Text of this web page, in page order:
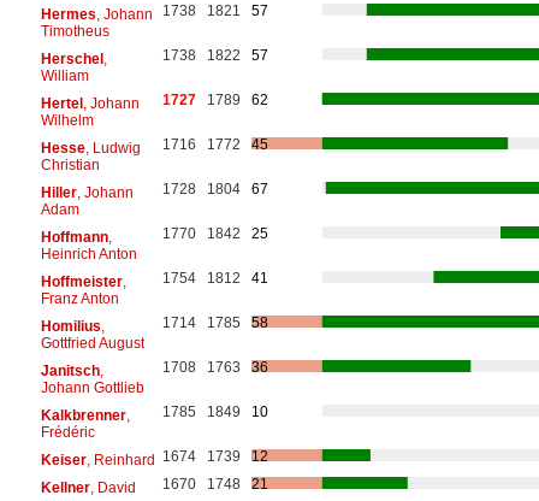
Hermes , Johann
Timotheus
1738 1821 57
Herschel,
William
1738 1822 57
Hertel, Johann
Wilhelm
1727 1789 62
Hesse, Ludwig
Christian
1716 1772 45
Hiller, Johann
Adam
1728 1804 67
Hoffmann,
Heinrich Anton
1770 1842 25
Hoffmeister,
Franz Anton
1754 1812 41
Homilius
Gottfried August
1714 1785 58
Janitsch,
Johann Gottlieb
1708 1763 36
Kalkbrenner,
Frédéric
1785 1849 10
Keiser, Reinhard 1674 1739
12
Kellner, David 1670 1748
21